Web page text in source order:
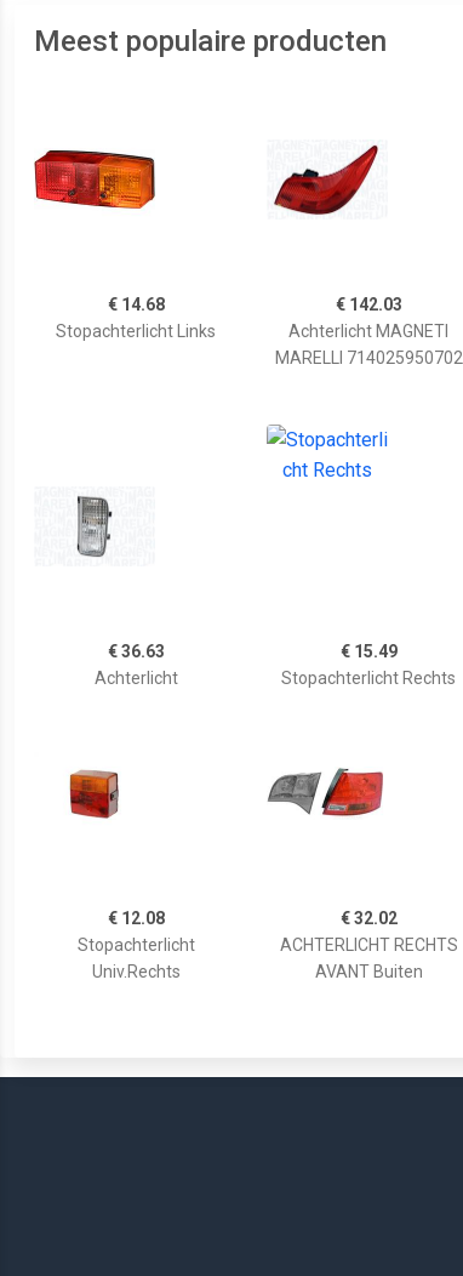
Meest populaire producten
€ 14.68
Stopachterlicht Links
€ 142.03
Achterlicht MAGNETI
MARELLI 714025950702
€ 36.63
Achterlicht
€ 15.49
Stopachterlicht Rechts
€ 12.08
Stopachterlicht
Univ.Rechts
€ 32.02
ACHTERLICHT RECHTS
AVANT Buiten